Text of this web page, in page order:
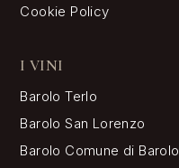
Cookie Policy
I VINI
Barolo Terlo
Barolo San Lorenzo
Barolo Comune di Barolo